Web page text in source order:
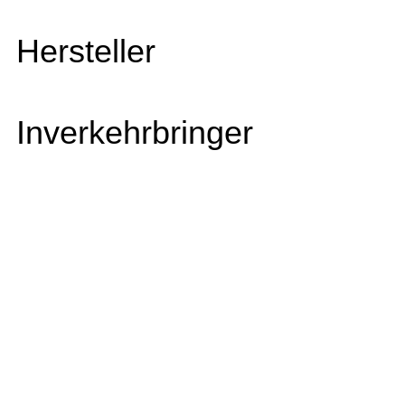
Hersteller
Inverkehrbringer